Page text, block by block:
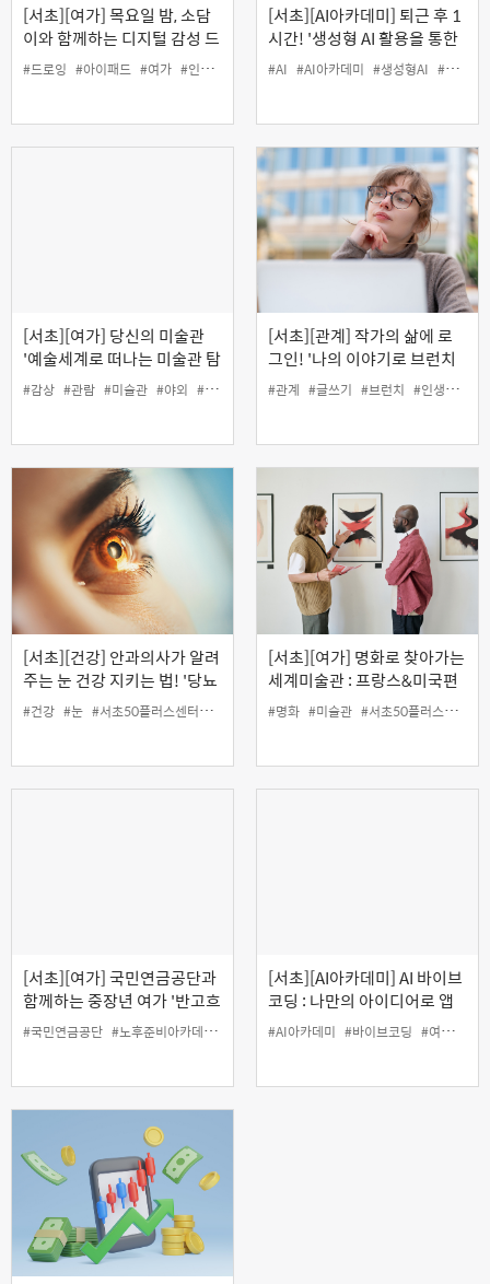
[서초][여가] 목요일 밤, 소담
이와 함께하는 디지털 감성 드
로잉
#드로잉 #아이패드 #여가 #인생설계
[서초][AI아카데미] 퇴근 후 1
시간! '생성형 AI 활용을 통한
수익화 과정 기초'
#AI #AI아카데미 #생성형AI #여가
[서초][여가] 당신의 미술관
'예술세계로 떠나는 미술관 탐
방'
#감상 #관람 #미술관 #야외 #여가 #인생설계
[서초][관계] 작가의 삶에 로
그인! '나의 이야기로 브런치
작가 도전하기'
#관계 #글쓰기 #브런치 #인생설계
[서초][건강] 안과의사가 알려
주는 눈 건강 지키는 법! '당뇨
와 눈 건강' (오프라인)
#건강 #눈 #서초50플러스센터 #안건강 #인생설계
[서초][여가] 명화로 찾아가는
세계미술관 : 프랑스&미국편
#명화 #미술관 #서초50플러스센터
[서초][여가] 국민연금공단과
함께하는 중장년 여가 '반고흐
따라 떠나는 프랑스 산책'
#국민연금공단 #노후준비아카데미 #인생설계 #재무
[서초][AI아카데미] AI 바이브
코딩 : 나만의 아이디어로 앱
만들기
#AI아카데미 #바이브코딩 #여가